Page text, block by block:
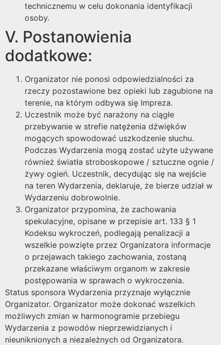
technicznemu w celu dokonania identyfikacji
osoby.
V. Postanowienia
dodatkowe:
Organizator nie ponosi odpowiedzialności za
rzeczy pozostawione bez opieki lub zagubione na
terenie, na którym odbywa się Impreza.
Uczestnik może być narażony na ciągłe
przebywanie w strefie natężenia dźwięków
mogących spowodować uszkodzenie słuchu.
Podczas Wydarzenia mogą zostać użyte używane
również światła stroboskopowe / sztuczne ognie /
żywy ogień. Uczestnik, decydując się na wejście
na teren Wydarzenia, deklaruje, że bierze udział w
Wydarzeniu dobrowolnie.
Organizator przypomina, że zachowania
spekulacyjne, opisane w przepisie art. 133 § 1
Kodeksu wykroczeń, podlegają penalizacji a
wszelkie powzięte przez Organizatora informacje
o przejawach takiego zachowania, zostaną
przekazane właściwym organom w zakresie
postępowania w sprawach o wykroczenia.
Status sponsora Wydarzenia przyznaje wyłącznie
Organizator. Organizator może dokonać wszelkich
możliwych zmian w harmonogramie przebiegu
Wydarzenia z powodów nieprzewidzianych i
nieuniknionych a niezależnych od Organizatora.